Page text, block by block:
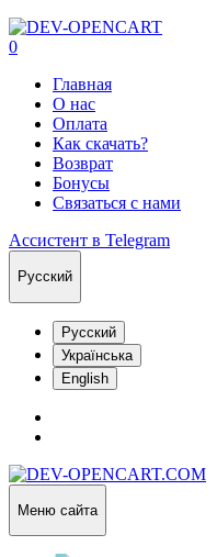
0
Главная
О нас
Оплата
Как скачать?
Возврат
Бонусы
Связаться с нами
Ассистент в Telegram
Русский
Русский
Українська
English
Меню сайта